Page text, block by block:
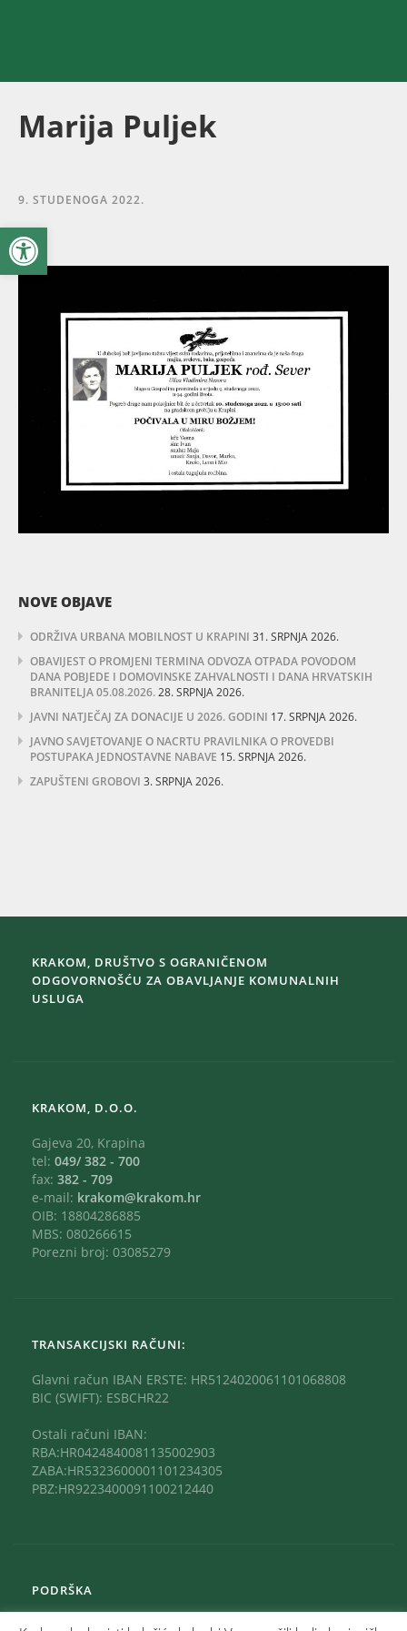
Open toolbar
Marija Puljek
9. STUDENOGA 2022.
NOVE OBJAVE
ODRŽIVA URBANA MOBILNOST U KRAPINI 31. SRPNJA 2026.
OBAVIJEST O PROMJENI TERMINA ODVOZA OTPADA POVODOM
DANA POBJEDE I DOMOVINSKE ZAHVALNOSTI I DANA HRVATSKIH
BRANITELJA 05.08.2026.28. SRPNJA 2026.
JAVNI NATJEČAJ ZA DONACIJE U 2026. GODINI 17. SRPNJA 2026.
JAVNO SAVJETOVANJE O NACRTU PRAVILNIKA O PROVEDBI
POSTUPAKA JEDNOSTAVNE NABAVE 15. SRPNJA 2026.
ZAPUŠTENI GROBOVI 3. SRPNJA 2026.
KRAKOM, DRUŠTVO S OGRANIČENOM
ODGOVORNOŠĆU ZA OBAVLJANJE KOMUNALNIH
USLUGA
KRAKOM, D.O.O.
Gajeva 20, Krapina
tel: 049/ 382 - 700
fax: 382 - 709
e-mail: krakom@krakom.hr
OIB: 18804286885
MBS: 080266615
Porezni broj: 03085279
TRANSAKCIJSKI RAČUNI:
Glavni račun IBAN ERSTE: HR5124020061101068808
BIC (SWIFT): ESBCHR22
Ostali računi IBAN:
RBA:HR0424840081135002903
ZABA:HR5323600001101234305
PBZ:HR9223400091100212440
PODRŠKA